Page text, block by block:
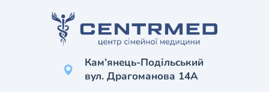
Кам’янець-Подільський
вул. Драгоманова 14А